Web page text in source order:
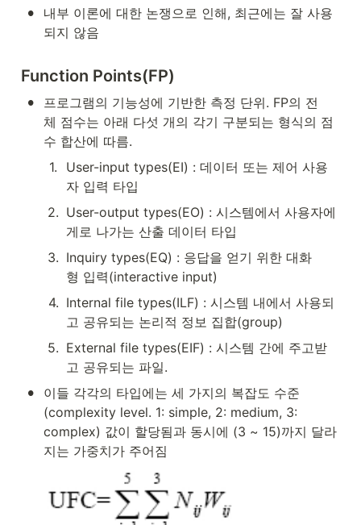
•
내부 이론에 대한 논쟁으로 인해, 최근에는 잘 사용
되지 않음
Function Points(FP)
•
프로그램의 기능성에 기반한 측정 단위. FP의 전
체 점수는 아래 다섯 개의 각기 구분되는 형식의 점
수 합산에 따름.
1.
User-input types(EI) : 데이터 또는 제어 사용
자 입력 타입
2. User-output types(EO) : 시스템에서 사용자에
게로 나가는 산출 데이터 타입
3. Inquiry types(EQ) : 응답을 얻기 위한 대화
형 입력(interactive input)
4. Internal file types(ILF) : 시스템 내에서 사용되
고 공유되는 논리적 정보 집합(group)
5. External file types(EIF) : 시스템 간에 주고받
고 공유되는 파일.
•
이들 각각의 타입에는 세 가지의 복잡도 수준
(complexity level. 1: simple, 2: medium, 3:
complex) 값이 할당됨과 동시에 (3 ~ 15)까지 달라
지는 가중치가 주어짐